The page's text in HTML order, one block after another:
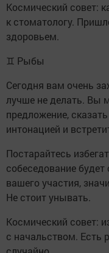
Космический совет:
к стоматологу.
здоровьем.
♊ Рыбы
Сегодня вам очень
лучше не делать. Вы
предложение,
интонацией и
Постарайтесь
собеседование
вашего участия,
Не стоит унывать.
Космический совет:
с начальством. Есть